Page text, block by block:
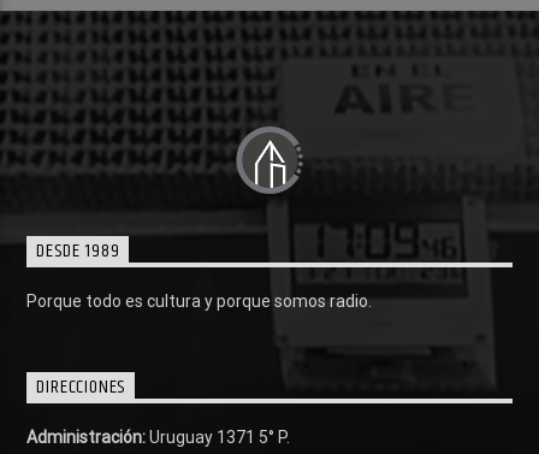
DESDE 1989
Porque todo es cultura y porque somos radio.
DIRECCIONES
Administración:Uruguay 1371 5° P.